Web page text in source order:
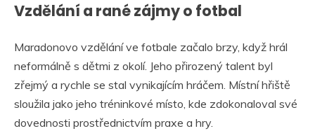
Vzdělání a rané zájmy o fotbal
Maradonovo vzdělání ve fotbale začalo brzy, když hrál
neformálně s dětmi z okolí. Jeho přirozený talent byl
zřejmý a rychle se stal vynikajícím hráčem. Místní hřiště
sloužila jako jeho tréninkové místo, kde zdokonaloval své
dovednosti prostřednictvím praxe a hry.